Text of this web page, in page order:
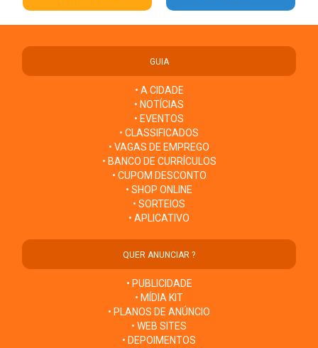
GUIA
• A CIDADE
• NOTÍCIAS
• EVENTOS
• CLASSIFICADOS
• VAGAS DE EMPREGO
• BANCO DE CURRÍCULOS
• CUPOM DESCONTO
• SHOP ONLINE
• SORTEIOS
• APLICATIVO
QUER ANUNCIAR ?
• PUBLICIDADE
• MÍDIA KIT
• PLANOS DE ANÚNCIO
• WEB SITES
• DEPOIMENTOS